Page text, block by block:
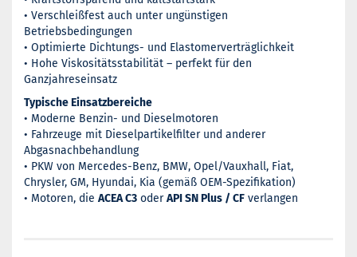
• Verschleißfest auch unter ungünstigen
Betriebsbedingungen
• Optimierte Dichtungs- und Elastomerverträglichkeit
• Hohe Viskositätsstabilität – perfekt für den
Ganzjahreseinsatz
Typische Einsatzbereiche
• Moderne Benzin- und Dieselmotoren
• Fahrzeuge mit Dieselpartikelfilter und anderer
Abgasnachbehandlung
• PKW von Mercedes-Benz, BMW, Opel/Vauxhall, Fiat,
Chrysler, GM, Hyundai, Kia (gemäß OEM-Spezifikation)
• Motoren, die ACEA C3 oderAPI SN Plus / CF verlangen